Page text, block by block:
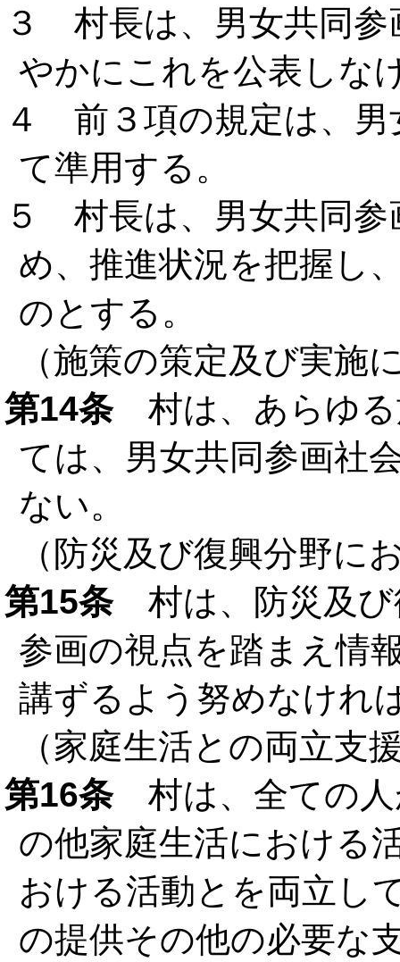
３ 村長は、男女共同参
やかにこれを公表しな
４ 前３項の規定は、男
て準用する。
５ 村長は、男女共同参
め、推進状況を把握し
のとする。
（施策の策定及び実施
第14条村は、あらゆる
ては、男女共同参画社
ない。
（防災及び復興分野に
第15条村は、防災及び
参画の視点を踏まえ情
講ずるよう努めなけれ
（家庭生活との両立支
第16条村は、全ての人
の他家庭生活における
おける活動とを両立し
の提供その他の必要な